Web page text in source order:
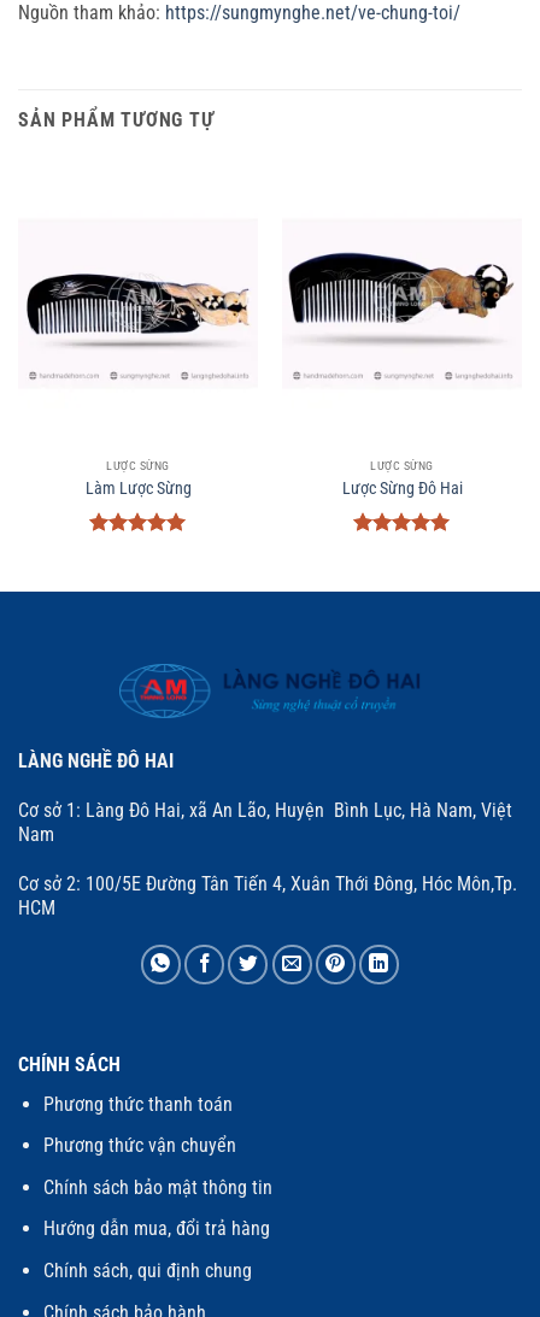
Nguồn tham khảo: https://sungmynghe.net/ve-chung-toi/
SẢN PHẨM TƯƠNG TỰ
LƯỢC SỪNG
Làm Lược Sừng
sao
LƯỢC SỪNG
Lược Sừng Đô Hai
sao
LÀNG NGHỀ ĐÔ HAI
Cơ sở 1: Làng Đô Hai, xã An Lão, Huyện Bình Lục, Hà Nam, Việt
Nam
Cơ sở 2: 100/5E Đường Tân Tiến 4, Xuân Thới Đông, Hóc Môn,Tp.
HCM
CHÍNH SÁCH
Phương thức thanh toán
Phương thức vận chuyển
Chính sách bảo mật thông tin
Hướng dẫn mua, đổi trả hàng
Chính sách, qui định chung
Chính sách bảo hành